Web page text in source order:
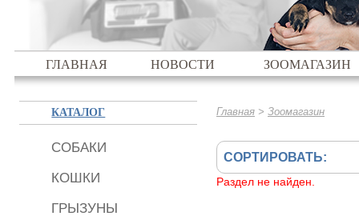
ГЛАВНАЯ НОВОСТИ ЗООМАГАЗИН
Главная> Зоомагазин
СОРТИРОВАТЬ:
Раздел не найден.
КАТАЛОГ
СОБАКИ
КОШКИ
ГРЫЗУНЫ